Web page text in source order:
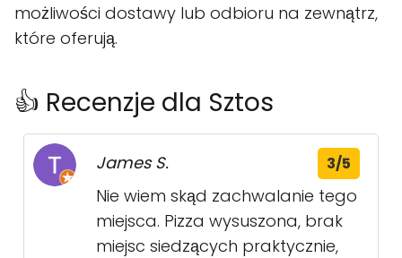
możliwości dostawy lub odbioru na zewnątrz,
które oferują.
👍 Recenzje dla Sztos
James S. 3/5
Nie wiem skąd zachwalanie tego
miejsca. Pizza wysuszona, brak
miejsc siedzących praktycznie,